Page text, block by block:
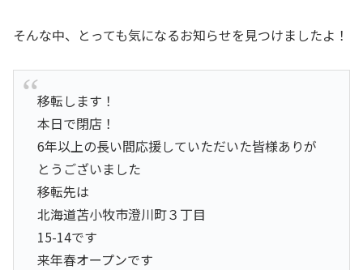
そんな中、とっても気になるお知らせを見つけましたよ！
移転します！
本日で閉店！
6年以上の長い間応援していただいた皆様ありが
とうございました
移転先は
北海道苫小牧市澄川町３丁目
15-14です
来年春オープンです